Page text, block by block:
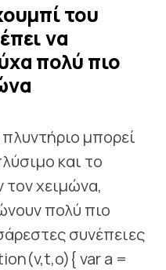
του
να
πολύ πιο
μπορεί
και το
χειμώνα,
πολύ πιο
συνέπειες
var a =